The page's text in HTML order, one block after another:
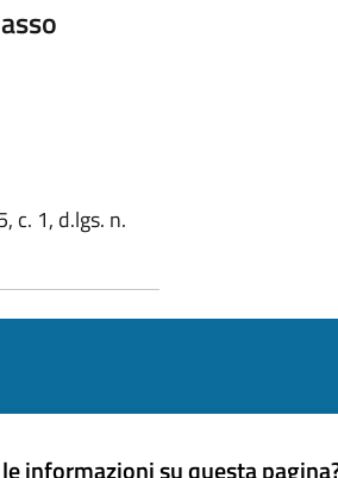
c. 1, d.lgs. n.
informazioni su questa